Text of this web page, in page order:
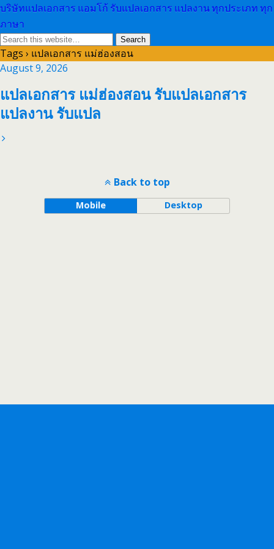
บริษัทแปลเอกสาร แอมโก้ รับแปลเอกสาร แปลงาน ทุกประเภท ทุก
ภาษา
Tags › แปลเอกสาร แม่ฮ่องสอน
August 9, 2026
แปลเอกสาร แม่ฮ่องสอน รับแปลเอกสาร
แปลงาน รับแปล
Back to top
Mobile Desktop